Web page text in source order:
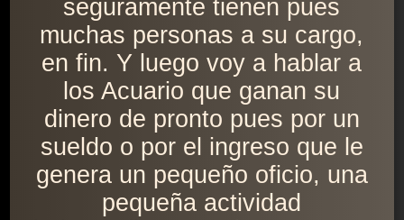
seguramente tienen pues
muchas personas a su cargo,
en fin. Y luego voy a hablar a
los Acuario que ganan su
dinero de pronto pues por un
sueldo o por el ingreso que le
genera un pequeño oficio, una
pequeña actividad